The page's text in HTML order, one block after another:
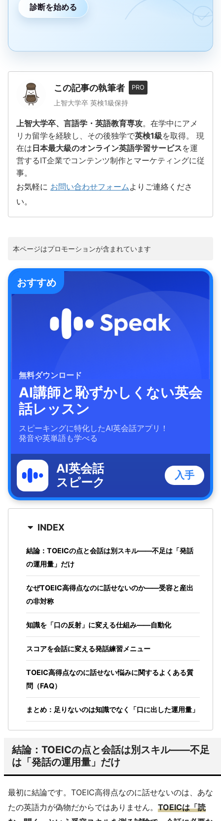
診断を始める
この記事の執筆者 PRO
上智大学卒 英検1級保持
上智大学卒、言語学・英語教育専攻。在学中にアメ
リカ留学を経験し、その後独学で英検1級を取得。 現
在は日本最大級のオンライン英語学習サービスを運
営するIT企業でコンテンツ制作とマーケティングに従
事。
お気軽に お問い合わせフォーム よりご連絡くださ
い。
本ページはプロモーションが含まれています
おすすめ
無料ダウンロード
AI講師と恥ずかしくない英会
話レッスン
スピーキングに特化したAI英会話アプリ！
発音や英単語も学べる
AI英会話
スピーク
入手
INDEX
結論：TOEICの点と会話は別スキル——不足は「発話
の運用量」だけ
なぜTOEIC高得点なのに話せないのか——受容と産出
の非対称
知識を「口の反射」に変える仕組み——自動化
スコアを会話に変える発話練習メニュー
TOEIC高得点なのに話せない悩みに関するよくある質
問（FAQ）
まとめ：足りないのは知識でなく「口に出した運用量」
結論：TOEICの点と会話は別スキル——不足
は「発話の運用量」だけ
最初に結論です。TOEIC高得点なのに話せないのは、あな
たの英語力が偽物だからではありません。 TOEICは「読